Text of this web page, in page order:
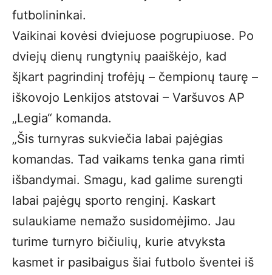
futbolininkai.
Vaikinai kovėsi dviejuose pogrupiuose. Po
dviejų dienų rungtynių paaiškėjo, kad
šįkart pagrindinį trofėjų – čempionų taurę –
iškovojo Lenkijos atstovai – Varšuvos AP
„Legia“ komanda.
„Šis turnyras sukviečia labai pajėgias
komandas. Tad vaikams tenka gana rimti
išbandymai. Smagu, kad galime surengti
labai pajėgų sporto renginį. Kaskart
sulaukiame nemažo susidomėjimo. Jau
turime turnyro bičiulių, kurie atvyksta
kasmet ir pasibaigus šiai futbolo šventei iš